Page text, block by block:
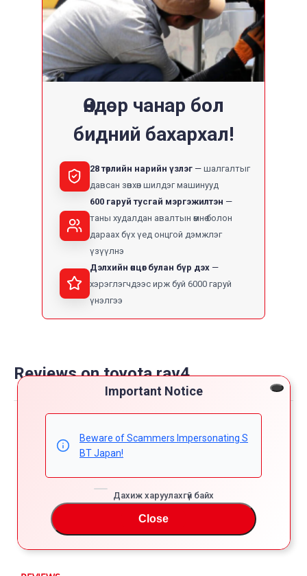
Important Notice
Beware of Scammers Impersonating S
BT Japan!
Дахиж харуулахгүй байх
Close
Өндөр чанар бол
бидний бахархал!
28 төрлийн нарийн үзлэг
шалгалтыг
давсан зөвхөн шилдэг машинууд
600 гаруй тусгай мэргэжилтэн
таны худалдан авалтын өмнө болон
дараах бүх үед онцгой дэмжлэг
үзүүлнэ
Дэлхийн өнцөг булан бүр дэх
хэрэглэгчдээс ирж буй 6000 гаруй
үнэлгээ
Reviews on toyota rav4
Powered by
4.7
4.7
star
rating
2
1